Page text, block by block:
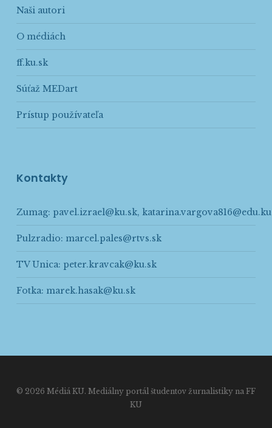
Naši autori
O médiách
ff.ku.sk
Súťaž MEDart
Prístup používateľa
Kontakty
Zumag: pavel.izrael@ku.sk,
Pulzradio: marcel.pales@rtvs.sk
TV Unica: peter.kravcak@ku.sk
Fotka: marek.hasak@ku.sk
© 2026 Médiá KU. Mediálny portál študentov žurnalistiky na FF
KU